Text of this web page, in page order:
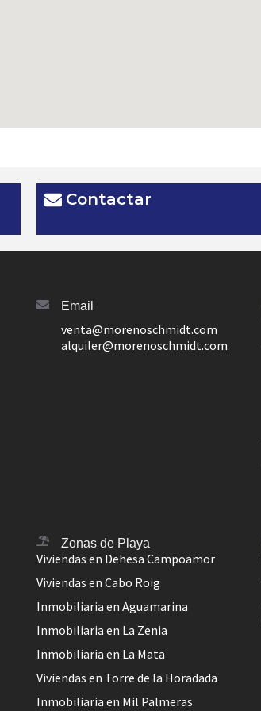
Contactar
Email
venta@morenoschmidt.com
alquiler@morenoschmidt.com
Zonas de Playa
Viviendas en Dehesa Campoamor
Viviendas en Cabo Roig
Inmobiliaria en Aguamarina
Inmobiliaria en La Zenia
Inmobiliaria en La Mata
Viviendas en Torre de la Horadada
Inmobiliaria en Mil Palmeras